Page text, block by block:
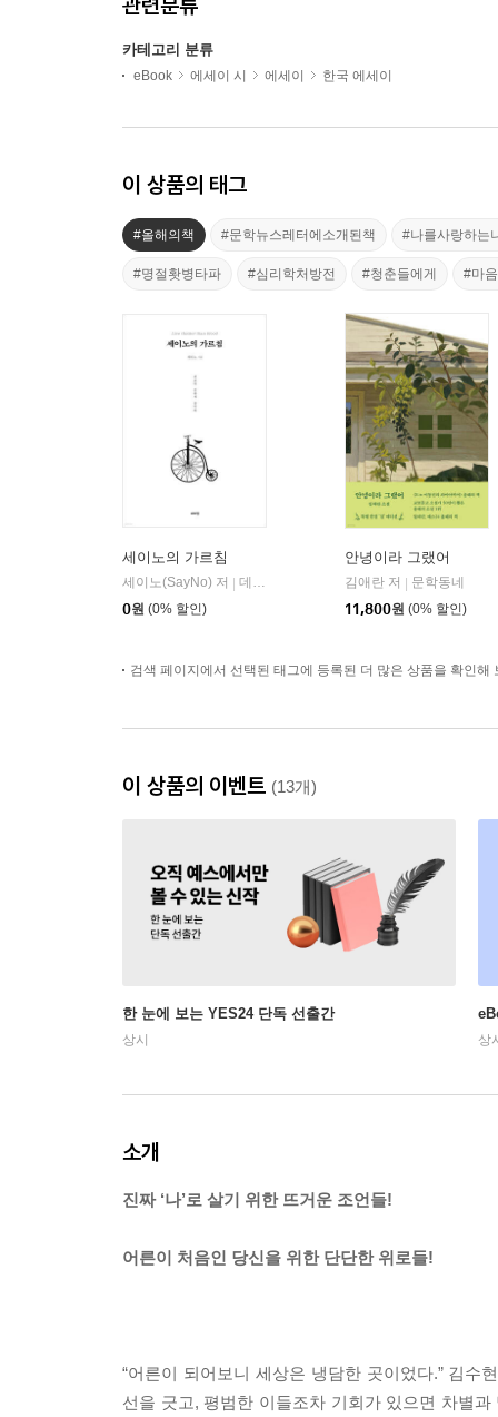
카테고리 분류
eBook 에세이 시 에세이 한국 에세이
이 상품의 태그
#올해의책 #문학뉴스레터에소개된책 #나를사랑하는
#명절홧병타파 #심리학처방전 #청춘들에게 #마
세이노의 가르침
세이노(SayNo) 저 | 데이원
0원 (0% 할인)
안녕이라 그랬어
김애란 저 | 문학동네
11,800원 (0% 할인)
검색 페이지에서 선택된 태그에 등록된 더 많은 상품을 확인해
이 상품의 이벤트 (13개)
한 눈에 보는 YES24 단독 선출간
상시 상
소개
진짜 ‘나’로 살기 위한 뜨거운 조언들!
어른이 처음인 당신을 위한 단단한 위로들!
“어른이 되어보니 세상은 냉담한 곳이었다.” 김
선을 긋고, 평범한 이들조차 기회가 있으면 차별